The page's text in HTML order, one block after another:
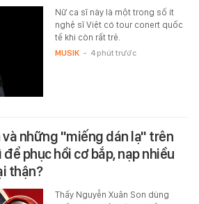
Nữ ca sĩ này là một trong số ít
nghệ sĩ Việt có tour conert quốc
tế khi còn rất trẻ.
MUSIK - 4 phút trước
và những "miếng dán lạ" trên
phục hồi cơ bắp, nạp nhiều
thận?
Thấy Nguyễn Xuân Son dùng